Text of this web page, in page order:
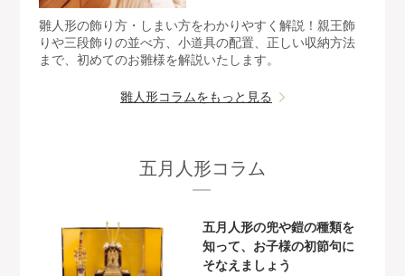
雛人形の飾り方・しまい方をわかりやすく解説！親王飾
りや三段飾りの並べ方、小道具の配置、正しい収納方法
まで、初めてのお雛様を解説いたします。
雛人形コラムをもっと見る
五月人形コラム
五月人形の兜や鎧の種類を
知って、お子様の初節句に
そなえましょう